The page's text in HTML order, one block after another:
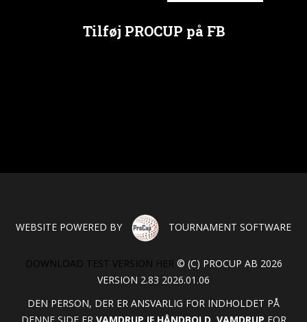
Tilføj PROCUP på FB
WEBSITE POWERED BY TOURNAMENT SOFTWARE
DOWNLOAD TEST VERSION HER © (C) PROCUP AB 2026
VERSION 2.83 2026.01.06
DEN PERSON, DER ER ANSVARLIG FOR INDHOLDET PÅ